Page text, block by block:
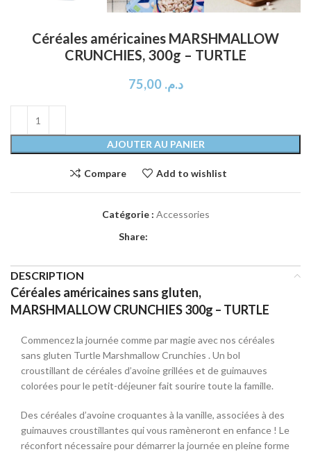
Céréales américaines MARSHMALLOW
CRUNCHIES, 300g – TURTLE
د.م. 75,00
AJOUTER AU PANIER
Compare Add to wishlist
Catégorie : Accessories
Share:
DESCRIPTION
Céréales américaines sans gluten,
MARSHMALLOW CRUNCHIES 300g – TURTLE
Commencez la journée comme par magie avec nos céréales
sans gluten Turtle Marshmallow Crunchies . Un bol
croustillant de céréales d’avoine grillées et de guimauves
colorées pour le petit-déjeuner fait sourire toute la famille.
Des céréales d’avoine croquantes à la vanille, associées à des
guimauves croustillantes qui vous ramèneront en enfance ! Le
réconfort nécessaire pour démarrer la journée en pleine forme